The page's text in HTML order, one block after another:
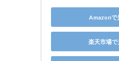
Amazonで
楽天市場で